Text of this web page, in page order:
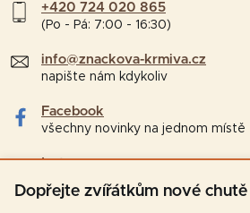
Dopřejte zvířátkům nové chutě
+420 724 020 865
(Po - Pá: 7:00 - 16:30)
info@znackova-krmiva.cz
napište nám kdykoliv
Facebook
všechny novinky na jednom místě
Instagram
tipy a zajímavosti pro chovatele